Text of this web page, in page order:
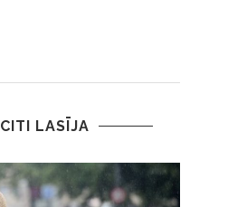
CITI LASĪJA